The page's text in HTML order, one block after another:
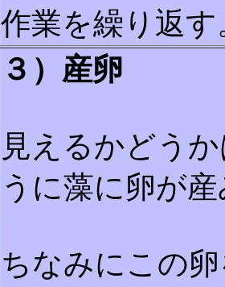
作業を繰り返す
３）産卵
見えるかどう
うに藻に卵が
ちなみにこの